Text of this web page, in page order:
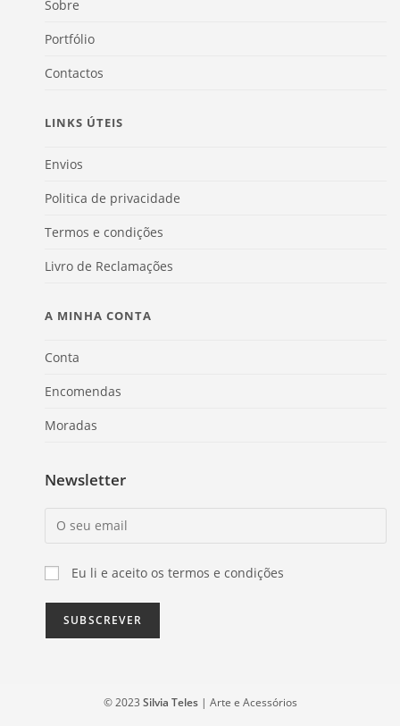
Sobre
Portfólio
Contactos
LINKS ÚTEIS
Envios
Politica de privacidade
Termos e condições
Livro de Reclamações
A MINHA CONTA
Conta
Encomendas
Moradas
Newsletter
Eu li e aceito os termos e condições
© 2023 Silvia Teles| Arte e Acessórios